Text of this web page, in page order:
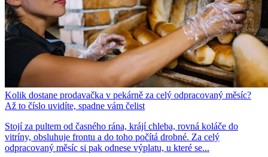
Kolik dostane prodavačka v pekárně za celý odpracovaný měsíc?
Až to číslo uvidíte, spadne vám čelist
Stojí za pultem od časného rána, krájí chleba, rovná koláče do
vitríny, obsluhuje frontu a do toho počítá drobné. Za celý
odpracovaný měsíc si pak odnese výplatu, u které se...